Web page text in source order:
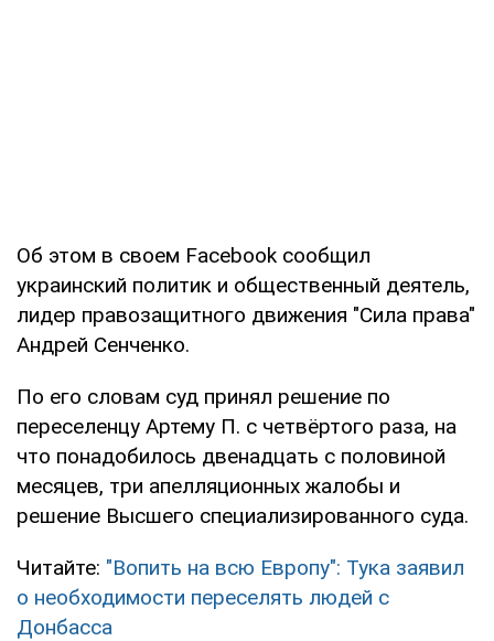
Об этом в своем Facebook сообщил
украинский политик и общественный деятель,
лидер правозащитного движения "Сила права"
Андрей Сенченко.
По его словам суд принял решение по
переселенцу Артему П. с четвёртого раза, на
что понадобилось двенадцать с половиной
месяцев, три апелляционных жалобы и
решение Высшего специализированного суда.
Читайте: "Вопить на всю Европу": Тука заявил
о необходимости переселять людей с
Донбасса